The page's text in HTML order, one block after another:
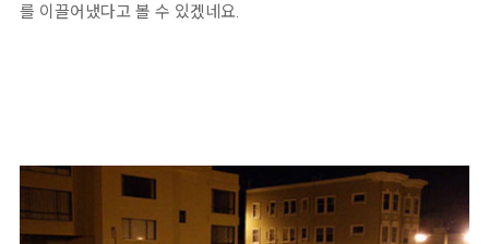
를 이끌어냈다고 볼 수 있겠네요.